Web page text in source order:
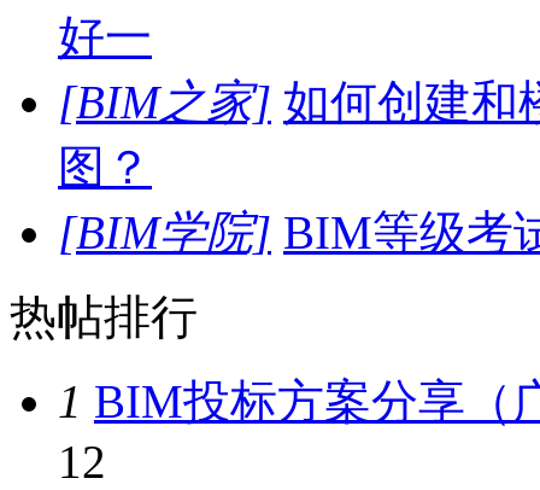
好一
[BIM之家] 如何创建和
图？
[BIM学院] BIM等级考
热帖排行
1 BIM投标方案分享（
12